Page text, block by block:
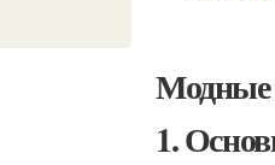
Модные
1.